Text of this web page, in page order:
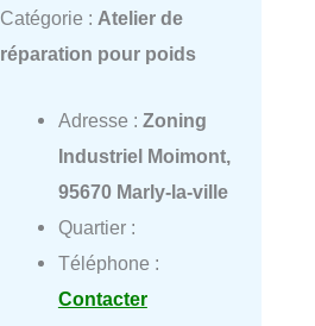
Catégorie : Atelier de
réparation pour poids
Adresse : Zoning
Industriel Moimont,
95670 Marly-la-ville
Quartier :
Téléphone :
Contacter